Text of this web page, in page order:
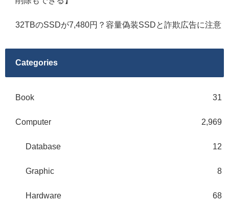
32TBのSSDが7,480円？容量偽装SSDと詐欺広告に注意
Categories
Book 31
Computer 2,969
Database 12
Graphic 8
Hardware 68